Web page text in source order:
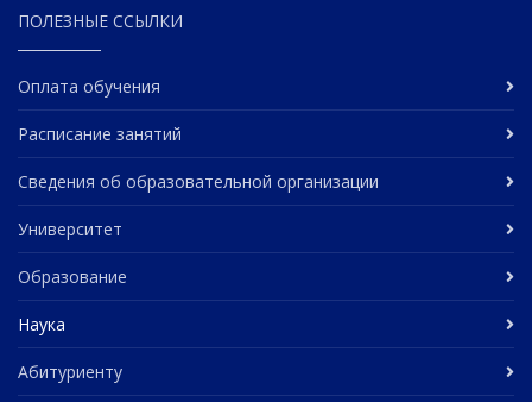
ПОЛЕЗНЫЕ ССЫЛКИ
Оплата обучения
Расписание занятий
Сведения об образовательной организации
Университет
Образование
Наука
Абитуриенту